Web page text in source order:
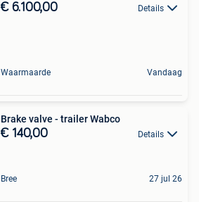
€ 6.100,00 Details
Waarmaarde Vandaag
Brake valve - trailer Wabco
€ 140,00 Details
Bree 27 jul 26